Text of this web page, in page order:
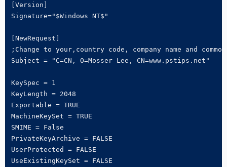
[Version]
Signature="$Windows NT$"
[NewRequest]
;Change to your,country code, company name and
Subject = "C=CN, O=Mosser Lee, CN=www.pstips.net"
KeySpec = 1
KeyLength = 2048
Exportable = TRUE
MachineKeySet = TRUE
SMIME = False
PrivateKeyArchive = FALSE
UserProtected = FALSE
UseExistingKeySet = FALSE